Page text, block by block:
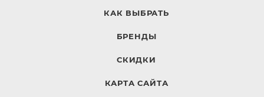
КАК ВЫБРАТЬ
БРЕНДЫ
СКИДКИ
КАРТА САЙТА